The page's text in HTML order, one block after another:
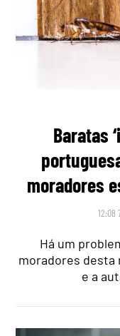
Baratas
moradores
12:08
Há um
moradores desta
e a